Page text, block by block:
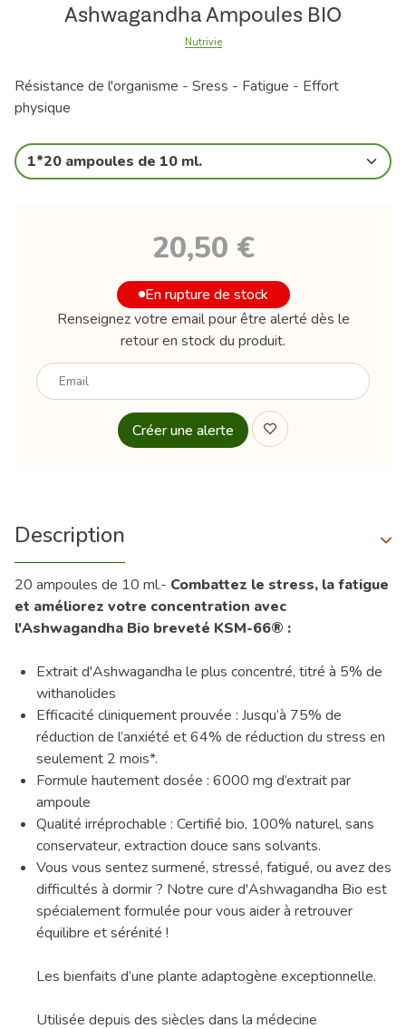
Ashwagandha Ampoules BIO
Nutrivie
Résistance de l'organisme - Sress - Fatigue - Effort
physique
1*20 ampoules de 10 ml.
20,50 €
En rupture de stock
Renseignez votre email pour être alerté dès le
retour en stock du produit.
Votre
Description
20 ampoules de 10 ml.- Combattez le stress, la fatigue
et améliorez votre concentration avec
l'Ashwagandha Bio breveté KSM-66® :
Extrait d'Ashwagandha le plus concentré, titré à 5% de
withanolides
Efficacité cliniquement prouvée : Jusqu’à 75% de
réduction de l’anxiété et 64% de réduction du stress en
seulement 2 mois*.
Formule hautement dosée : 6000 mg d’extrait par
ampoule
Qualité irréprochable : Certifié bio, 100% naturel, sans
conservateur, extraction douce sans solvants.
Vous vous sentez surmené, stressé, fatigué, ou avez des
difficultés à dormir ? Notre cure d'Ashwagandha Bio est
spécialement formulée pour vous aider à retrouver
équilibre et sérénité !
Les bienfaits d’une plante adaptogène exceptionnelle.
Utilisée depuis des siècles dans la médecine